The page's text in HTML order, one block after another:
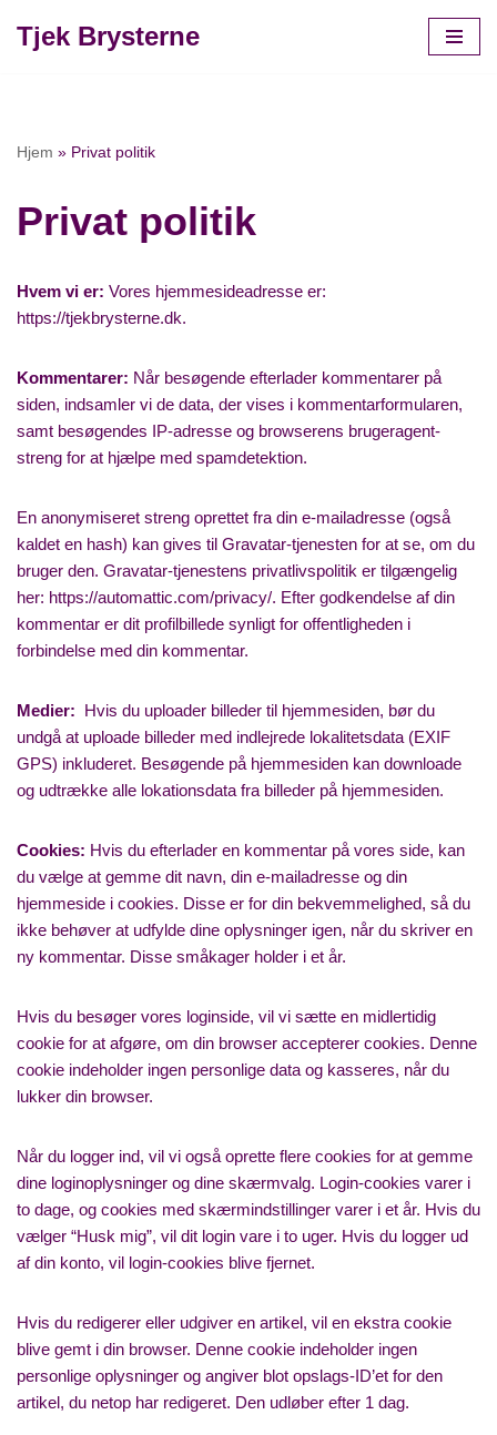
Tjek Brysterne
Hjem » Privat politik
Privat politik
Hvem vi er: Vores hjemmesideadresse er:
https://tjekbrysterne.dk.
Kommentarer: Når besøgende efterlader kommentarer på
siden, indsamler vi de data, der vises i kommentarformularen,
samt besøgendes IP-adresse og browserens brugeragent-
streng for at hjælpe med spamdetektion.
En anonymiseret streng oprettet fra din e-mailadresse (også
kaldet en hash) kan gives til Gravatar-tjenesten for at se, om du
bruger den. Gravatar-tjenestens privatlivspolitik er tilgængelig
her: https://automattic.com/privacy/. Efter godkendelse af din
kommentar er dit profilbillede synligt for offentligheden i
forbindelse med din kommentar.
Medier: Hvis du uploader billeder til hjemmesiden, bør du
undgå at uploade billeder med indlejrede lokalitetsdata (EXIF
GPS) inkluderet. Besøgende på hjemmesiden kan downloade
og udtrække alle lokationsdata fra billeder på hjemmesiden.
Cookies: Hvis du efterlader en kommentar på vores side, kan
du vælge at gemme dit navn, din e-mailadresse og din
hjemmeside i cookies. Disse er for din bekvemmelighed, så du
ikke behøver at udfylde dine oplysninger igen, når du skriver en
ny kommentar. Disse småkager holder i et år.
Hvis du besøger vores loginside, vil vi sætte en midlertidig
cookie for at afgøre, om din browser accepterer cookies. Denne
cookie indeholder ingen personlige data og kasseres, når du
lukker din browser.
Når du logger ind, vil vi også oprette flere cookies for at gemme
dine loginoplysninger og dine skærmvalg. Login-cookies varer i
to dage, og cookies med skærmindstillinger varer i et år. Hvis du
vælger “Husk mig”, vil dit login vare i to uger. Hvis du logger ud
af din konto, vil login-cookies blive fjernet.
Hvis du redigerer eller udgiver en artikel, vil en ekstra cookie
blive gemt i din browser. Denne cookie indeholder ingen
personlige oplysninger og angiver blot opslags-ID’et for den
artikel, du netop har redigeret. Den udløber efter 1 dag.